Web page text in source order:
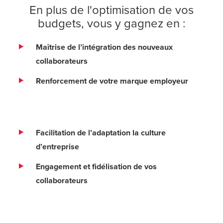
En plus de l'optimisation de vos
budgets, vous y gagnez en :
Maîtrise de l’intégration des nouveaux
collaborateurs
Renforcement de votre marque employeur
Facilitation de l’adaptation la culture
d’entreprise
Engagement et fidélisation de vos
collaborateurs